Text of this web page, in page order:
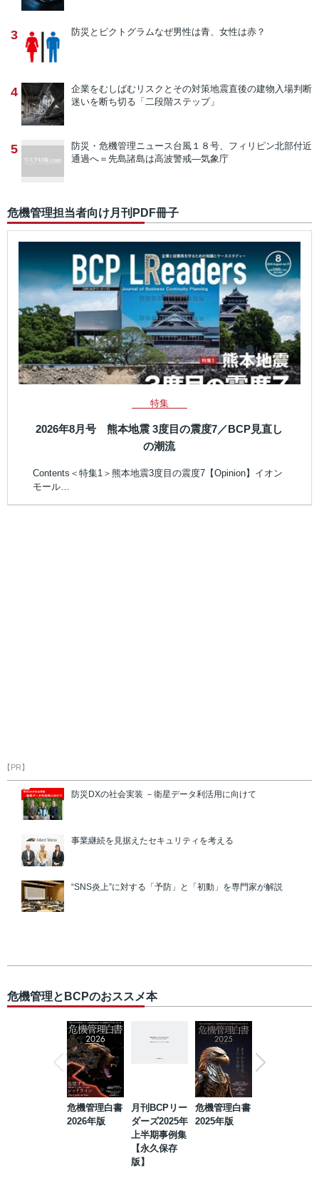
3 防災とピクトグラムなぜ男性は青、女性は赤？
4 企業をむしばむリスクとその対策地震直後の建物入場判断
迷いを断ち切る「二段階ステップ」
5 防災・危機管理ニュース台風１８号、フィリピン北部付近
通過へ＝先島諸島は高波警戒―気象庁
危機管理担当者向け月刊PDF冊子
特集
2026年8月号 熊本地震 3度目の震度7／BCP見直し
の潮流
Contents＜特集1＞熊本地震3度目の震度7【Opinion】イオン
モール…
【PR】
防災DXの社会実装 －衛星データ利活用に向けて
事業継続を見据えたセキュリティを考える
“SNS炎上”に対する「予防」と「初動」を専門家が解説
危機管理とBCPのおススメ本
危機管理白書
2026年版
月刊BCPリー
ダーズ2025年
上半期事例集
【永久保存
版】
危機管理白書
2025年版